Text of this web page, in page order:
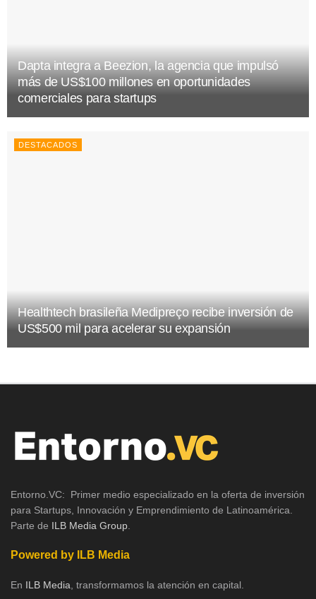
Dapta integra a Beezion, la agencia que impulsó
más de US$100 millones en oportunidades
comerciales para startups
DESTACADOS
Healthtech brasileña Medipreço recibe inversión de
US$500 mil para acelerar su expansión
Entorno.VC: Primer medio especializado en la oferta de inversión
para Startups, Innovación y Emprendimiento de Latinoamérica.
Parte de ILB Media Group
Powered by ILB Media
En ILB Media , transformamos la atención en capital.